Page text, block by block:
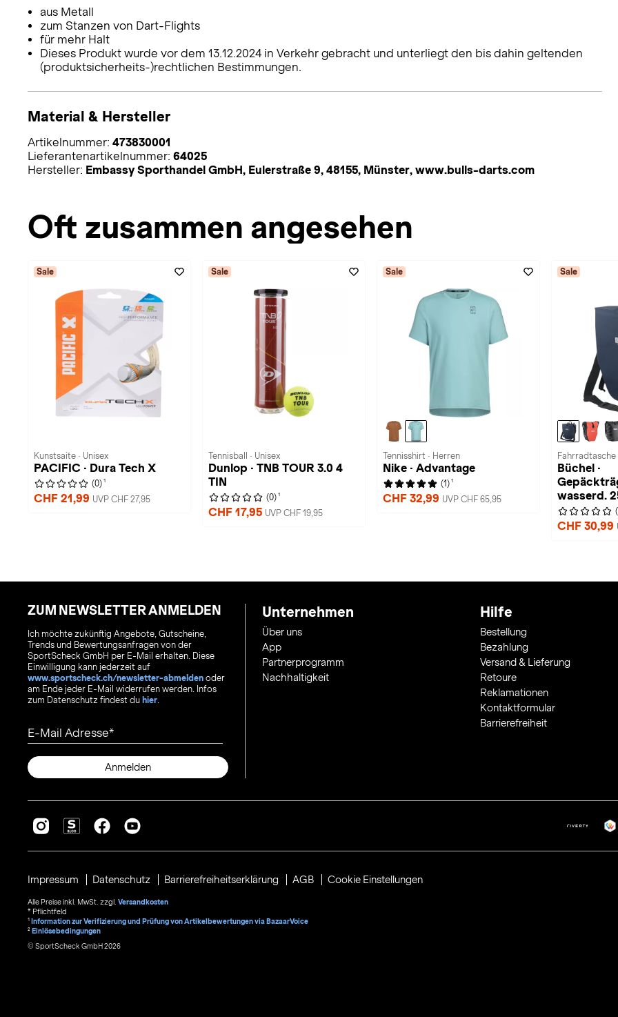
aus Metall
zum Stanzen von Dart-Flights
für mehr Halt
Dieses Produkt wurde vor dem 13.12.2024 in Verkehr gebracht und unterliegt den bis dahin geltenden
(produktsicherheits-)rechtlichen Bestimmungen.
Material & Hersteller
Artikelnummer: 473830001
Lieferantenartikelnummer: 64025
Hersteller: Embassy Sporthandel GmbH, Eulerstraße 9, 48155, Münster, www.bulls-darts.com
Oft zusammen angesehen
Sale
Kunstsaite · Unisex
PACIFIC · Dura Tech X
(0) 1
CHF 21,99 UVP CHF 27,95
Sale
Tennisball · Unisex
Dunlop · TNB TOUR 3.0 4
TIN
(0) 1
CHF 17,95 UVP CHF 19,95
Sale
Tennisshirt · Herren
Nike · Advantage
(1) 1
CHF 32,99 UVP CHF 65,95
Sale
Fahrradtasche
Büchel ·
wasserd.
CHF 30,99
ZUM NEWSLETTER ANMELDEN
Ich möchte zukünftig Angebote, Gutscheine,
Trends und Bewertungsanfragen von der
SportScheck GmbH per E-Mail erhalten. Diese
Einwilligung kann jederzeit auf
www.sportscheck.ch/newsletter-abmelden oder
am Ende jeder E-Mail widerrufen werden. Infos
zum Datenschutz findest du hier
E-Mail Adresse
Anmelden
Unternehmen
Über uns
App
Partnerprogramm
Nachhaltigkeit
Hilfe
Bestellung
Bezahlung
Versand & Lieferung
Retoure
Reklamationen
Kontaktformular
Barrierefreiheit
Impressum Datenschutz Barrierefreiheitserklärung AGB Cookie Einstellungen
Alle Preise inkl. MwSt. zzgl. Versandkosten
* Pflichtfeld
1 Information zur Verifizierung und Prüfung von Artikelbewertungen via BazaarVoice
² Einlösebedingungen
© SportScheck GmbH 2026